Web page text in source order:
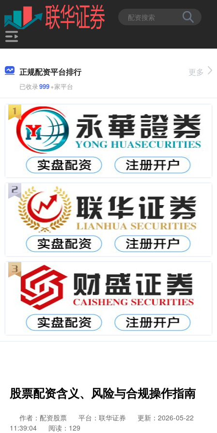
正规配资平台排行
已收录999+家平台
更多
股票配资含义、风险与合规操作指南
作者：配资股票 平台：联华证券
更新：2026-05-22
11:39:04
阅读：129